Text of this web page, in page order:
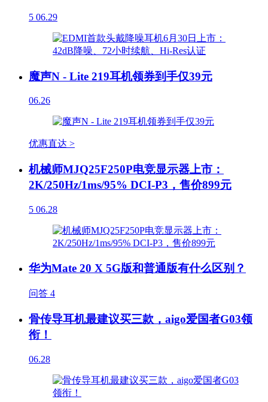
5 06.29
魔声N - Lite 219耳机领券到手仅39元
06.26
优惠直达 >
机械师MJQ25F250P电竞显示器上市：
2K/250Hz/1ms/95% DCI-P3，售价899元
5 06.28
华为Mate 20 X 5G版和普通版有什么区别？
问答 4
骨传导耳机最建议买三款，aigo爱国者G03领
衔！
06.28